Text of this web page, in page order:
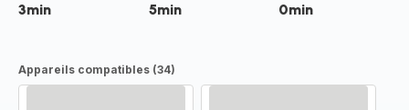
3min 5min 0min
Appareils compatibles (34)